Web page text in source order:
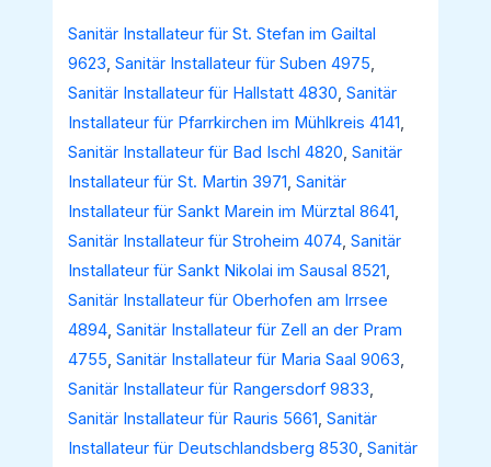
Sanitär Installateur für St. Stefan im Gailtal
9623,Sanitär Installateur für Suben 4975,
Sanitär Installateur für Hallstatt 4830,Sanitär
Installateur für Pfarrkirchen im Mühlkreis 4141,
Sanitär Installateur für Bad Ischl 4820,Sanitär
Installateur für St. Martin 3971,Sanitär
Installateur für Sankt Marein im Mürztal 8641,
Sanitär Installateur für Stroheim 4074,Sanitär
Installateur für Sankt Nikolai im Sausal 8521,
Sanitär Installateur für Oberhofen am Irrsee
4894,Sanitär Installateur für Zell an der Pram
4755,Sanitär Installateur für Maria Saal 9063,
Sanitär Installateur für Rangersdorf 9833,
Sanitär Installateur für Rauris 5661,Sanitär
Installateur für Deutschlandsberg 8530,Sanitär